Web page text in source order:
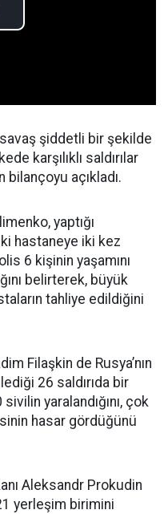
savaş şiddetli bir şekilde
karşılıklı saldırılar
açıkladı.
yaptığı
hastaneye iki kez
6 kişinin yaşamını
belirterek, büyük
tahliye edildiğini
Filaşkin de Rusya’nın
26 saldırıda bir
yaralandığını, çok
hasar gördüğünü
Aleksandr Prokudin
yerleşim birimini